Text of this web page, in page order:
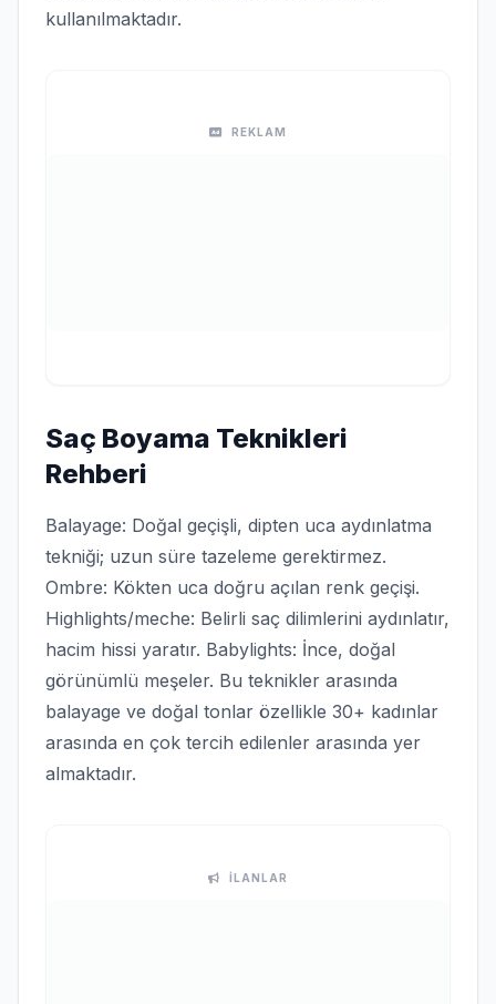
kullanılmaktadır.
REKLAM
Saç Boyama Teknikleri
Rehberi
Balayage: Doğal geçişli, dipten uca aydınlatma
tekniği; uzun süre tazeleme gerektirmez.
Ombre: Kökten uca doğru açılan renk geçişi.
Highlights/meche: Belirli saç dilimlerini aydınlatır,
hacim hissi yaratır. Babylights: İnce, doğal
görünümlü meşeler. Bu teknikler arasında
balayage ve doğal tonlar özellikle 30+ kadınlar
arasında en çok tercih edilenler arasında yer
almaktadır.
İLANLAR